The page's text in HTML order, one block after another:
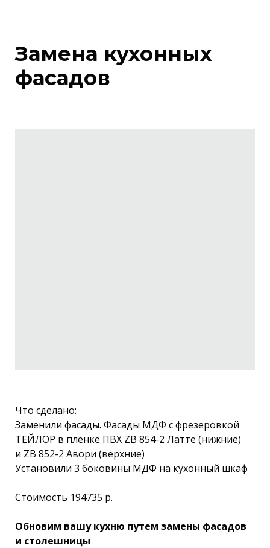
Замена кухонных
фасадов
Что сделано:
Заменили фасады. Фасады МДФ c фрезеровкой
ТЕЙЛОР в пленке ПВХ ZB 854-2 Латте (нижние)
и ZB 852-2 Авори (верхние)
Установили 3 боковины МДФ на кухонный шкаф
Стоимость 194735 р.
Обновим вашу кухню путем замены фасадов
и столешницы